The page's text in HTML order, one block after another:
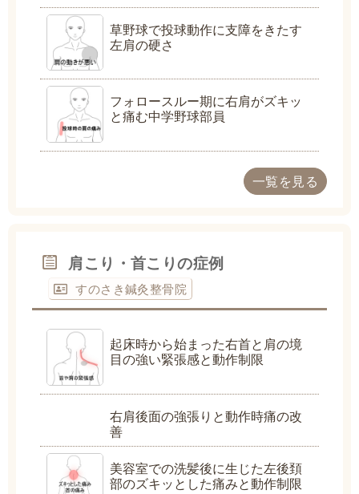
草野球で投球動作に支障をきたす
左肩の硬さ
フォロースルー期に右肩がズキッ
と痛む中学野球部員
一覧を見る
肩こり・首こりの症例
すのさき鍼灸整骨院
起床時から始まった右首と肩の境
目の強い緊張感と動作制限
右肩後面の強張りと動作時痛の改
善
美容室での洗髪後に生じた左後頚
部のズキッとした痛みと動作制限